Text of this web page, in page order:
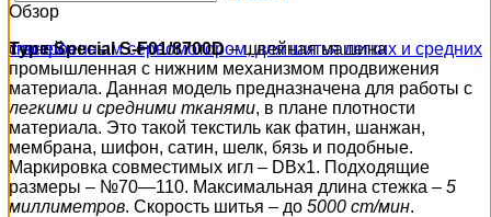
Обзор
Type Special S-F01/8700D– швейная машина
промышленная с нижним механизмом продвижения
материала. Данная модель предназначена для работы с
легкими и средними тканями, в плане плотности
материала. Это такой текстиль как фатин, шанжан,
мембрана, шифон, сатин, шелк, бязь и подобные.
Маркировка совместимых игл – DBx1. Подходящие
размеры – №70―110. Максимальная длина стежка – 5
миллиметров. Скорость шитья – до 5000 ст/мин.